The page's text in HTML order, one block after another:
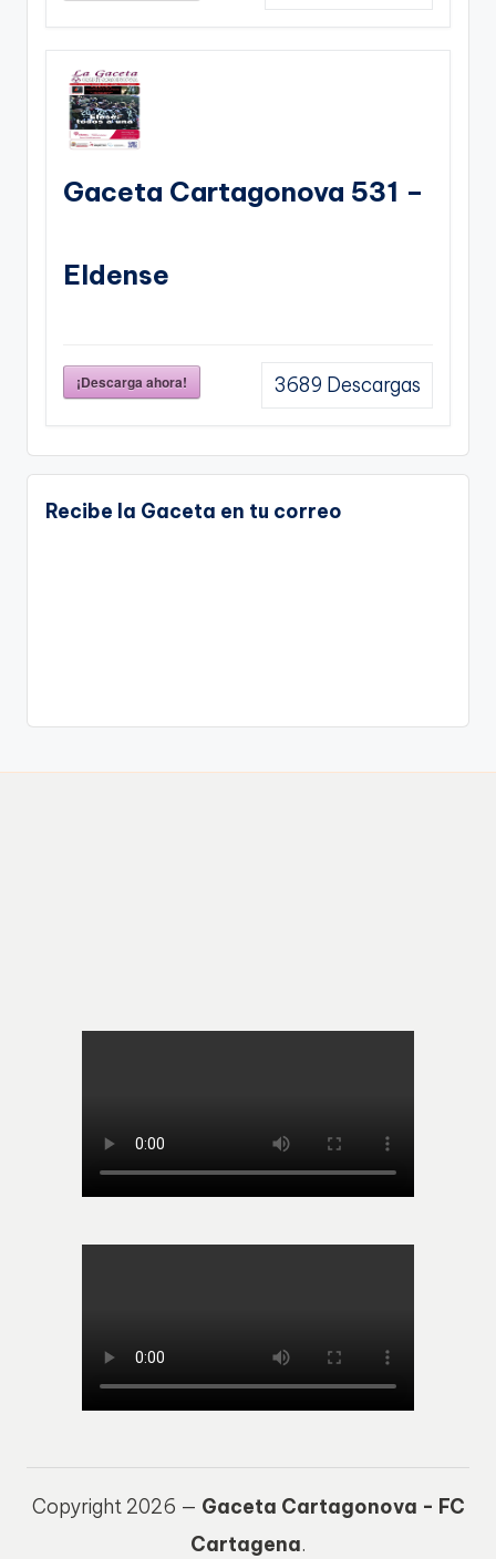
Gaceta Cartagonova 531 –
Eldense
¡Descarga ahora! 3689 Descargas
Recibe la Gaceta en tu correo
Copyright 2026 — Gaceta Cartagonova - FC
Cartagena.